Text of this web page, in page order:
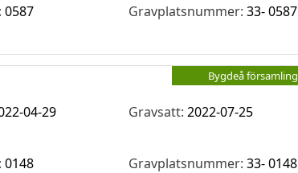
0587 Gravplatsnummer: 33- 0587
Bygdeå församling
04-29 Gravsatt:2022-07-25
0148 Gravplatsnummer: 33- 0148